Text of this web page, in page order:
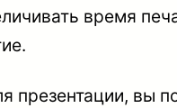
время
презентации, вы